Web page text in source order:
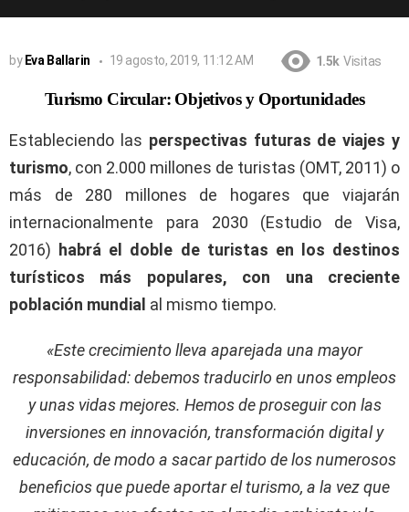
by Eva Ballarin 19 agosto, 2019, 11:12 AM 1.5k Visitas
Turismo Circular: Objetivos y Oportunidades
Estableciendo las perspectivas futuras de viajes y
turismo, con 2.000 millones de turistas (OMT, 2011) o
más de 280 millones de hogares que viajarán
internacionalmente para 2030 (Estudio de Visa,
2016) habrá el doble de turistas en los destinos
turísticos más populares, con una creciente
población mundial al mismo tiempo.
«Este crecimiento lleva aparejada una mayor
responsabilidad: debemos traducirlo en unos empleos
y unas vidas mejores. Hemos de proseguir con las
inversiones en innovación, transformación digital y
educación, de modo a sacar partido de los numerosos
beneficios que puede aportar el turismo, a la vez que